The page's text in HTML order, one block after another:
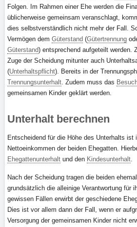
Folgen. Im Rahmen einer Ehe werden die
üblicherweise gemeinsam veranschlagt,
dies selbstverständlich nicht mehr der Fall.
Vermögen dem Güterstand (Gütertrennung
Güterstand) entsprechend aufgeteilt werden.
Zuge der Scheidung mitunter auch
(Unterhaltspflicht). Bereits in der
Trennungsunterhalt. Zudem muss das
gemeinsamen Kinder geklärt werden.
Unterhalt berechnen
Entscheidend für die Höhe des Unterhalts ist
Nettoeinkommen der beiden Ehegatten.
Ehegattenunterhalt und den Kindesunterhalt.
Nach der Scheidung tragen die beiden
grundsätzlich die alleinige Verantwortung für
gewissen Fällen erwirbt der geschiedene
Dies ist vor allem dann der Fall, wenn er
Versorgung der gemeinsamen Kinder nicht